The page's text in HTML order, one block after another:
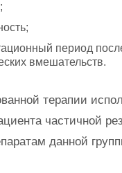
период
вмешательств.
терапии
частичной
данной